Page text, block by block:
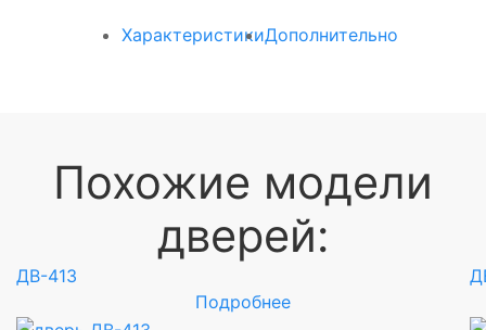
ХарактеристикиДополнительно
Похожие модели
дверей:
ДВ-413
Подробнее